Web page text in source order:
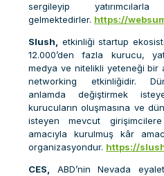
sergileyip
gelmektedirler. https://
Slush, etkinliği startup
12.000’den fazla kurucu,
medya ve nitelikli yeteneği bir
networking etkinliğidir.
anlamda değiştirmek
kurucuların oluşmasına ve
isteyen mevcut
amacıyla kurulmuş kâr
organizasyondur. https://
CES, ABD’nin Nevada